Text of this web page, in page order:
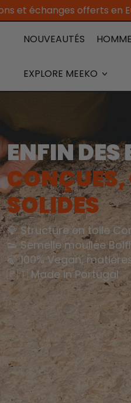
en Europe - Paiement
NOUVEAUTÉS HOMME
EXPLORE MEEKO
ENFIN
SOLIDES
💎 Structure en toile
👟 Semelle moullée
🍃 100% Vegan,
🇵🇹 Made in Portugal